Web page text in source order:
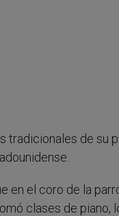
tradicionales de su
en el coro de la
clases de piano,